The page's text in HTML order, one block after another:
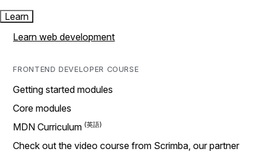
Learn
Learn web development
FRONTEND DEVELOPER COURSE
Getting started modules
Core modules
MDN Curriculum
Check out the video course from Scrimba, our partner